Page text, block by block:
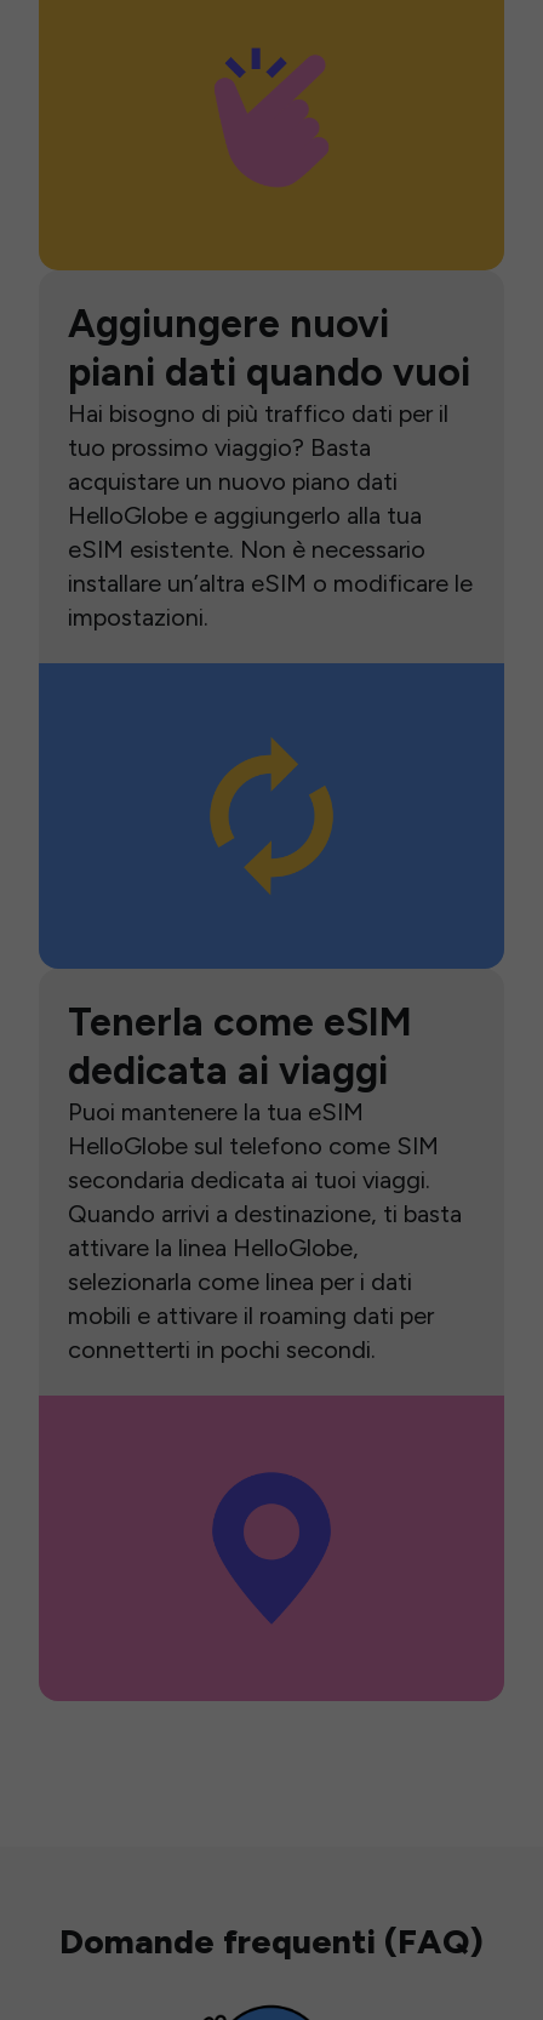
Aggiungere nuovi
piani dati quando vuoi
Hai bisogno di più traffico dati per il
tuo prossimo viaggio? Basta
acquistare un nuovo piano dati
HelloGlobe e aggiungerlo alla tua
eSIM esistente. Non è necessario
installare un’altra eSIM o modificare le
impostazioni.
Tenerla come eSIM
dedicata ai viaggi
Puoi mantenere la tua eSIM
HelloGlobe sul telefono come SIM
secondaria dedicata ai tuoi viaggi.
Quando arrivi a destinazione, ti basta
attivare la linea HelloGlobe,
selezionarla come linea per i dati
mobili e attivare il roaming dati per
connetterti in pochi secondi.
Domande frequenti (FAQ)